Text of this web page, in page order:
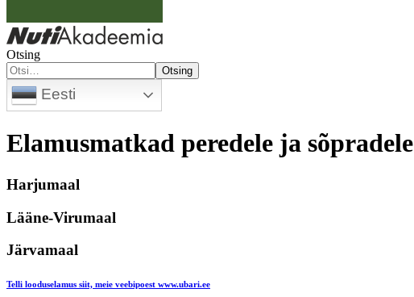
Otsing
Otsing
Eesti
Elamusmatkad peredele ja sõpradele
Harjumaal
Lääne-Virumaal
Järvamaal
Telli looduselamus siit, meie veebipoest www.ubari.ee